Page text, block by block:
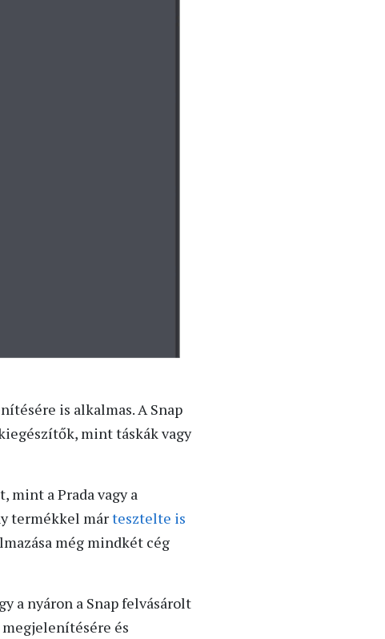
is alkalmas. A Snap
mint táskák vagy
mint a Prada vagy a
termékkel mártesztelte is
még mindkét cég
a nyáron a Snap felvásárolt
és